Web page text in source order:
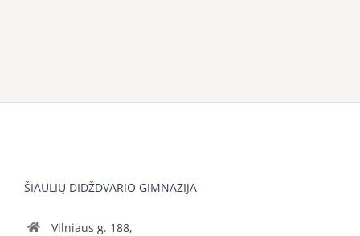
ŠIAULIŲ DIDŽDVARIO GIMNAZIJA
Vilniaus g. 188,